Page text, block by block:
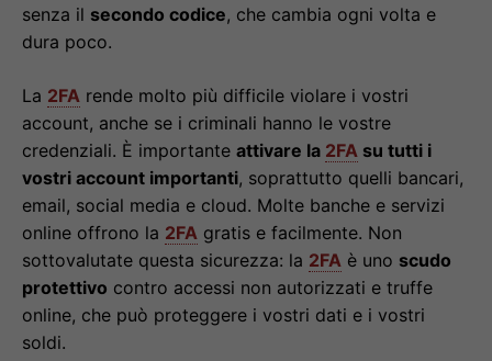
senza il secondo codice, che cambia ogni volta e
dura poco.
La 2FA rende molto più difficile violare i vostri
account, anche se i criminali hanno le vostre
credenziali. È importante attivare la 2FA su tutti i
vostri account importanti, soprattutto quelli bancari,
email, social media e cloud. Molte banche e servizi
online offrono la 2FA gratis e facilmente. Non
sottovalutate questa sicurezza: la 2FA è uno scudo
protettivo contro accessi non autorizzati e truffe
online, che può proteggere i vostri dati e i vostri
soldi.